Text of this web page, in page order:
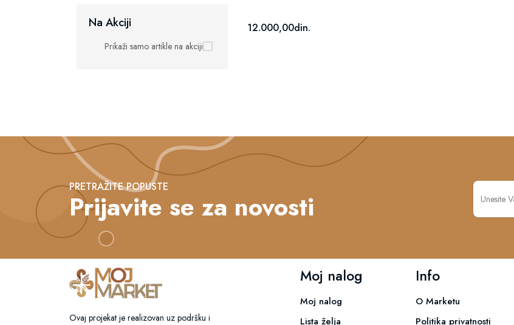
Na Akciji
Prikaži samo artikle na akciji
12.000,00din.
PRETRAŽITE POPUSTE
Prijavite se za novosti
Ovaj projekat je realizovan uz podršku i
Moj nalog
Moj nalog
Lista želja
Info
O Marketu
Politika privatnosti